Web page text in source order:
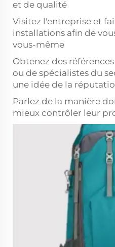
et de qualité
Visitez l'entreprise et
installations afin de
vous-même
Obtenez des
ou de spécialistes du
une idée de la
Parlez de la manière
mieux contrôler leur